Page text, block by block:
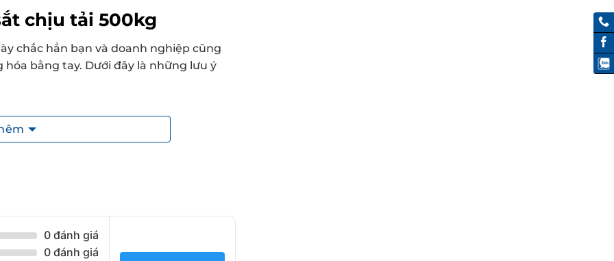
chịu tải 500kg
chắc hẳn bạn và doanh nghiệp cũng
bằng tay. Dưới đây là những lưu ý
khả năng chịu tải tốt tuy nhiên tránh
kết cấu của pallet.
dưới dạng hộp hoặc bao tải để dễ
các loại pallet khác nhưng chú ý tránh
0 đánh giá
0 đánh giá